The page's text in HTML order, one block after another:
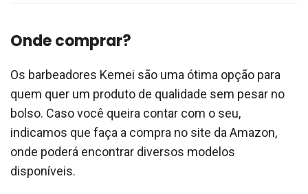
Onde comprar?
Os barbeadores Kemei são uma ótima opção para
quem quer um produto de qualidade sem pesar no
bolso. Caso você queira contar com o seu,
indicamos que faça a compra no site da Amazon,
onde poderá encontrar diversos modelos
disponíveis.